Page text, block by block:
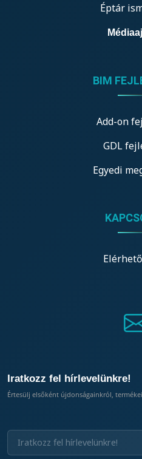
Éptár
BIM
Add-on
GDL
Egyedi
Iratkozz fel hírlevelünkre!
Értesülj elsőként újdonságainkról,